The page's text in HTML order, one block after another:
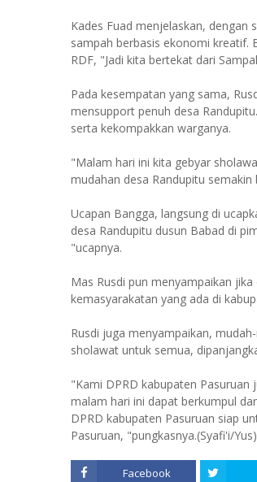
Kades Fuad menjelaskan, dengan
sampah berbasis ekonomi kreatif.
RDF, "Jadi kita bertekat dari
Pada kesempatan yang sama,
mensupport penuh desa
serta kekompakkan warganya.
"Malam hari ini kita gebyar
mudahan desa Randupitu
Ucapan Bangga, langsung di
desa Randupitu dusun Babad di
"ucapnya.
Mas Rusdi pun menyampaikan
kemasyarakatan yang ada di
Rusdi juga menyampaikan,
sholawat untuk semua,
"Kami DPRD kabupaten
malam hari ini dapat berkumpul
DPRD kabupaten Pasuruan siap
Pasuruan, "pungkasnya.(Syafi'i/Yus)
Facebook